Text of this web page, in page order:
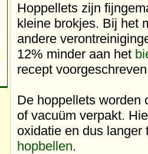
Hoppellets zijn
kleine brokjes. Bij het
andere
12% minder aan het
recept
De hoppellets worden
of vacuüm verpakt.
oxidatie en dus langer
hopbellen.